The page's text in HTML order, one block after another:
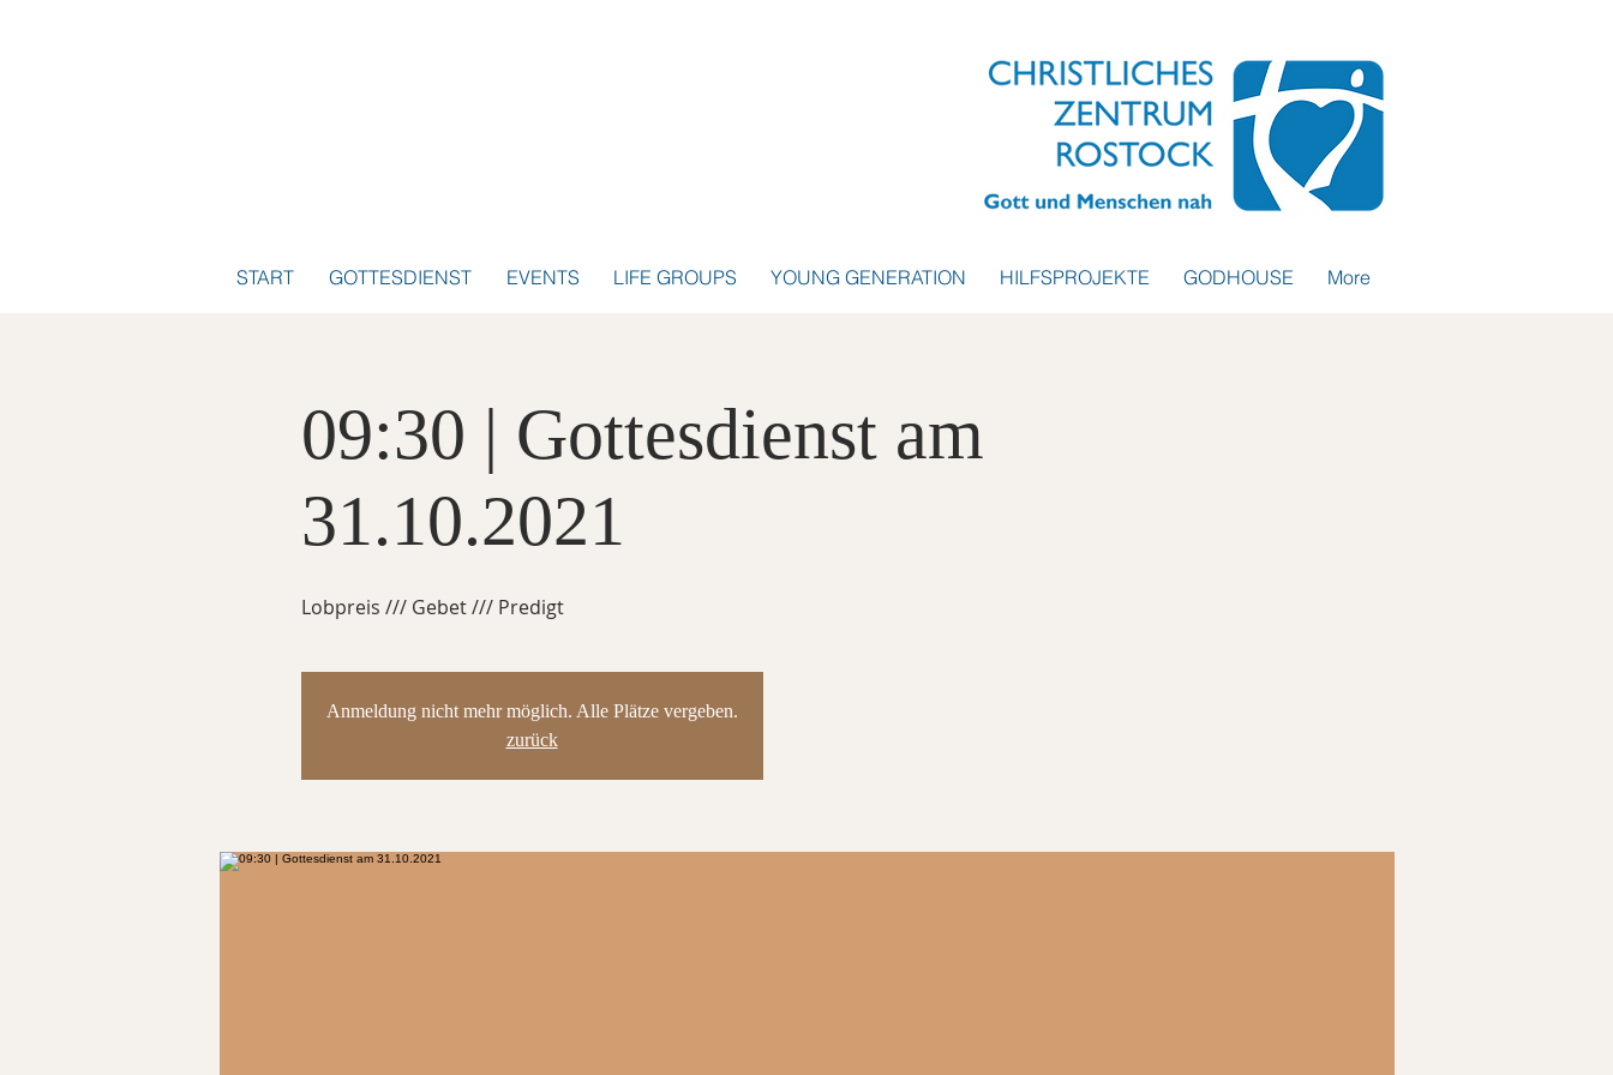
START GOTTESDIENST EVENTS LIFE GROUPS YOUNG GENERATION HILFSPROJEKTE GODHOUSE More
09:30 | Gottesdienst am
31.10.2021
Lobpreis /// Gebet /// Predigt
Anmeldung nicht mehr möglich. Alle Plätze vergeben.
zurück